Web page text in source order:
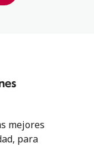
mejores
para